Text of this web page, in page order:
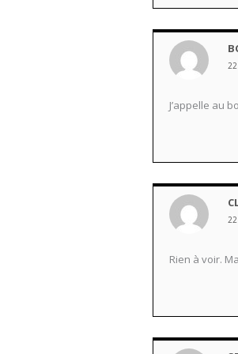
J’appelle au
Rien à voir.